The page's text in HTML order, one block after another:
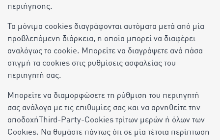
περιήγησης.
Τα μόνιμα cookies διαγράφονται αυτόματα μετά από μία
προβλεπόμενη διάρκεια, η οποία μπορεί να διαφέρει
αναλόγως το cookie. Μπορείτε να διαγράψετε ανά πάσα
στιγμή τα cookies στις ρυθμίσεις ασφαλείας του
περιηγητή σας.
Μπορείτε να διαμορφώσετε τη ρύθμιση του περιηγητή
σας ανάλογα με τις επιθυμίες σας και να αρνηθείτε την
αποδοχήThird-Party-Cookies τρίτων μερών ή όλων των
Cookies. Να θυμάστε πάντως ότι σε μία τέτοια περίπτωση